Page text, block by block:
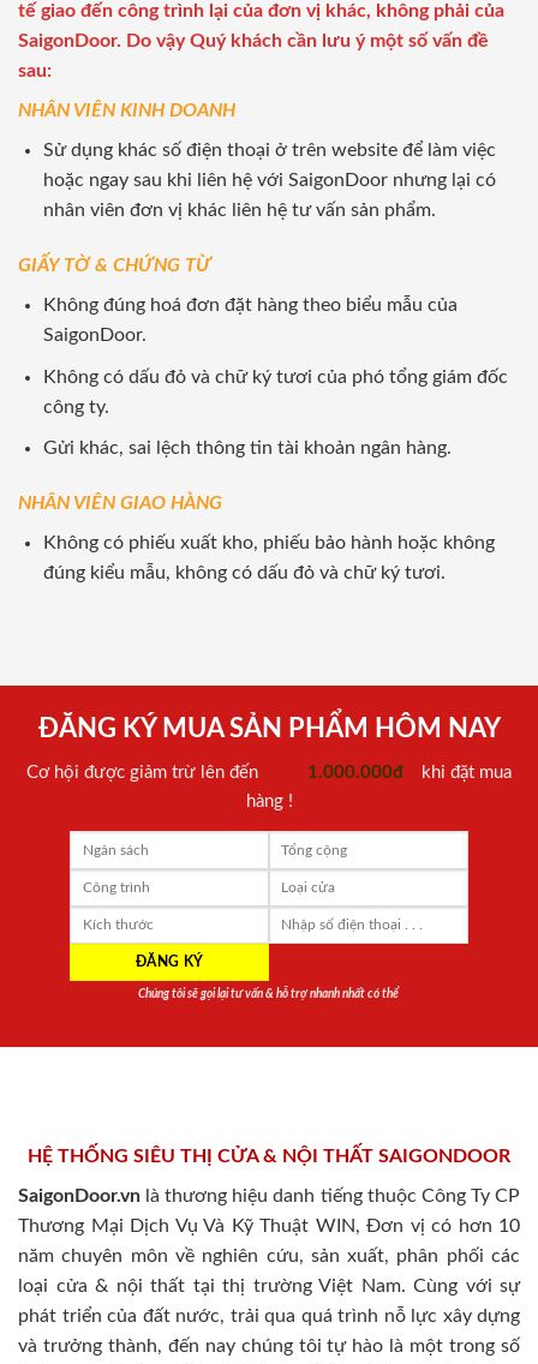
tế giao đến công trình lại của đơn vị khác, không phải của
SaigonDoor. Do vậy Quý khách cần lưu ý một số vấn đề
sau:
NHÂN VIÊN KINH DOANH
Sử dụng khác số điện thoại ở trên website để làm việc
hoặc ngay sau khi liên hệ với SaigonDoor nhưng lại có
nhân viên đơn vị khác liên hệ tư vấn sản phẩm.
GIẤY TỜ & CHỨNG TỪ
Không đúng hoá đơn đặt hàng theo biểu mẫu của
SaigonDoor.
Không có dấu đỏ và chữ ký tươi của phó tổng giám đốc
công ty.
Gửi khác, sai lệch thông tin tài khoản ngân hàng.
NHÂN VIÊN GIAO HÀNG
Không có phiếu xuất kho, phiếu bảo hành hoặc không
đúng kiểu mẫu, không có dấu đỏ và chữ ký tươi.
ĐĂNG KÝ MUA SẢN PHẨM HÔM NAY
Cơ hội được giảm trừ lên đến 1.000.000đ
khi đặt mua
hàng !
Chúng tôi sẽ gọi lại tư vấn & hỗ trợ nhanh nhất có thể
HỆ THỐNG SIÊU THỊ CỬA & NỘI THẤT SAIGONDOOR
SaigonDoor.vn là thương hiệu danh tiếng thuộc Công Ty CP
Thương Mại Dịch Vụ Và Kỹ Thuật WIN, Đơn vị có hơn 10
năm chuyên môn về nghiên cứu, sản xuất, phân phối các
loại cửa & nội thất tại thị trường Việt Nam. Cùng với sự
phát triển của đất nước, trải qua quá trình nỗ lực xây dựng
và trưởng thành, đến nay chúng tôi tự hào là một trong số